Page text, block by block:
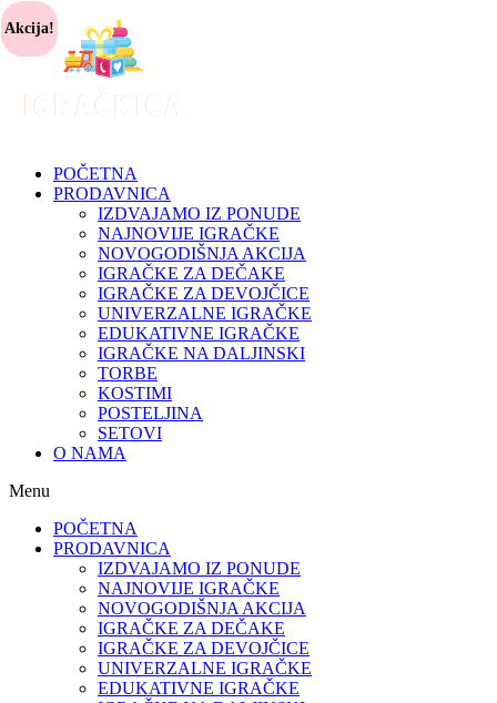
POČETNA
PRODAVNICA
IZDVAJAMO IZ PONUDE
NAJNOVIJE IGRAČKE
NOVOGODIŠNJA AKCIJA
IGRAČKE ZA DEČAKE
IGRAČKE ZA DEVOJČICE
UNIVERZALNE IGRAČKE
EDUKATIVNE IGRAČKE
IGRAČKE NA DALJINSKI
TORBE
KOSTIMI
POSTELJINA
SETOVI
O NAMA
Menu
POČETNA
PRODAVNICA
IZDVAJAMO IZ PONUDE
NAJNOVIJE IGRAČKE
NOVOGODIŠNJA AKCIJA
IGRAČKE ZA DEČAKE
IGRAČKE ZA DEVOJČICE
UNIVERZALNE IGRAČKE
EDUKATIVNE IGRAČKE
Akcija!